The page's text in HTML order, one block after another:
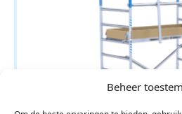
Beheer